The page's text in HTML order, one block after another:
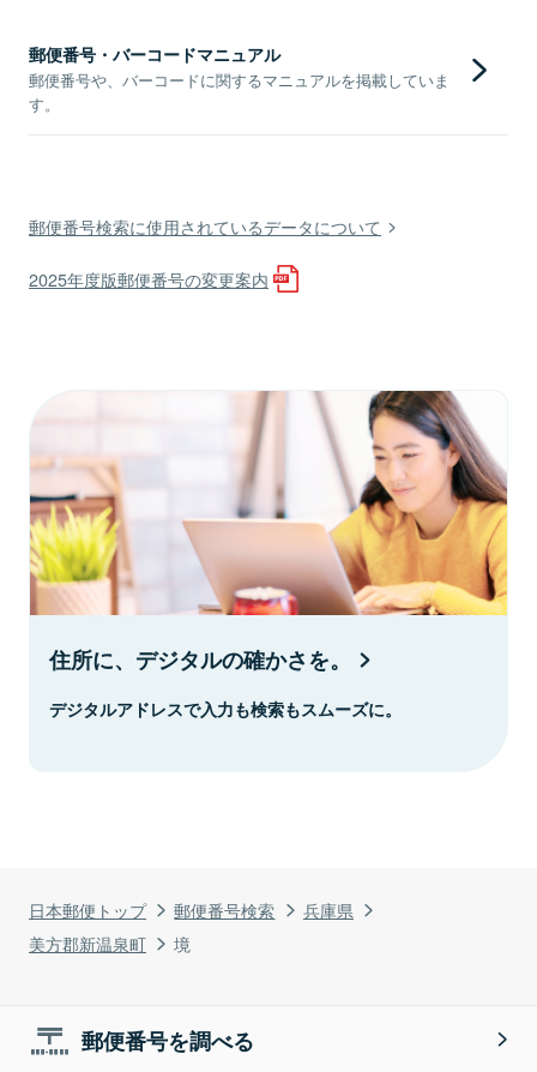
日本郵便トップ 郵便番号検索
兵庫県
美方郡新温泉町
境
郵便番号・バーコードマニュアル
郵便番号や、バーコードに関するマニュアルを掲載していま
す。
郵便番号検索に使用されているデータについて
2025年度版郵便番号の変更案内
住所に、デジタルの確かさを。
デジタルアドレスで入力も検索もスムーズに。
郵便番号を調べる